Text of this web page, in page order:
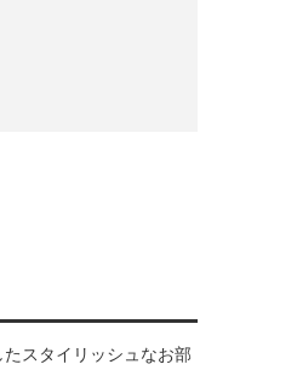
スタイリッシュなお部